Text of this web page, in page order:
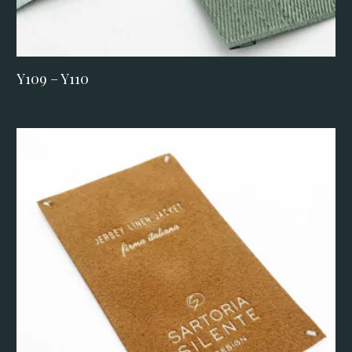
Y109 – Y110